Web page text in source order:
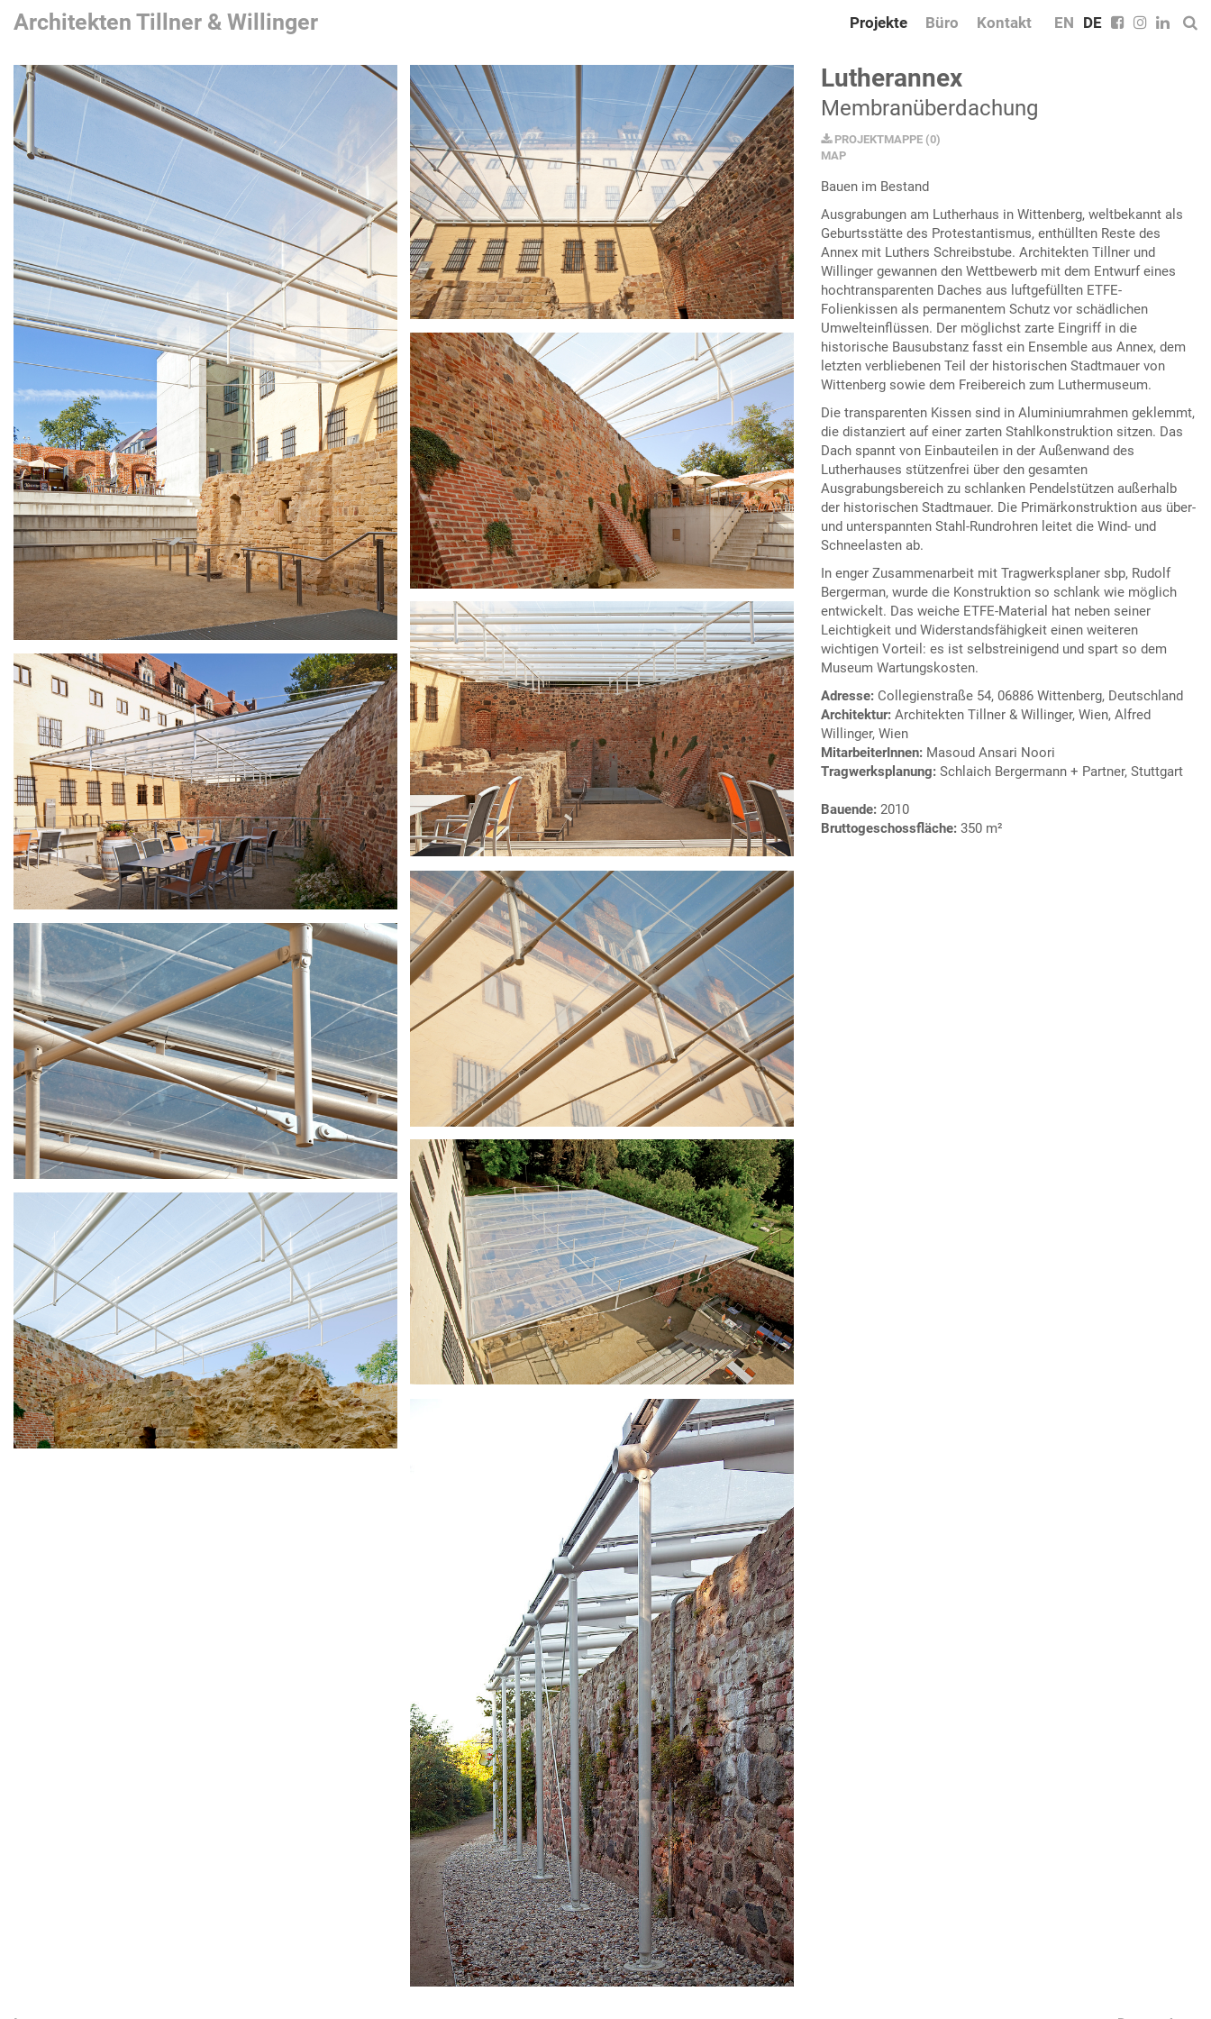
Architekten Tillner & Willinger Projekte Büro Kontakt EN DE
Lutherannex
Membranüberdachung
PROJEKTMAPPE (0)
MAP
Bauen im Bestand
Ausgrabungen am Lutherhaus in Wittenberg, weltbekannt als
Geburtsstätte des Protestantismus, enthüllten Reste des
Annex mit Luthers Schreibstube. Architekten Tillner und
Willinger gewannen den Wettbewerb mit dem Entwurf eines
hochtransparenten Daches aus luftgefüllten ETFE-
Folienkissen als permanentem Schutz vor schädlichen
Umwelteinflüssen. Der möglichst zarte Eingriff in die
historische Bausubstanz fasst ein Ensemble aus Annex, dem
letzten verbliebenen Teil der historischen Stadtmauer von
Wittenberg sowie dem Freibereich zum Luthermuseum.
Die transparenten Kissen sind in Aluminiumrahmen geklemmt,
die distanziert auf einer zarten Stahlkonstruktion sitzen. Das
Dach spannt von Einbauteilen in der Außenwand des
Lutherhauses stützenfrei über den gesamten
Ausgrabungsbereich zu schlanken Pendelstützen außerhalb
der historischen Stadtmauer. Die Primärkonstruktion aus über-
und unterspannten Stahl-Rundrohren leitet die Wind- und
Schneelasten ab.
In enger Zusammenarbeit mit Tragwerksplaner sbp, Rudolf
Bergerman, wurde die Konstruktion so schlank wie möglich
entwickelt. Das weiche ETFE-Material hat neben seiner
Leichtigkeit und Widerstandsfähigkeit einen weiteren
wichtigen Vorteil: es ist selbstreinigend und spart so dem
Museum Wartungskosten.
Adresse: Collegienstraße 54, 06886 Wittenberg, Deutschland
Architektur: Architekten Tillner & Willinger, Wien, Alfred
Willinger, Wien
MitarbeiterInnen: Masoud Ansari Noori
Tragwerksplanung: Schlaich Bergermann + Partner, Stuttgart
Bauende: 2010
Bruttogeschossfläche: 350 m²